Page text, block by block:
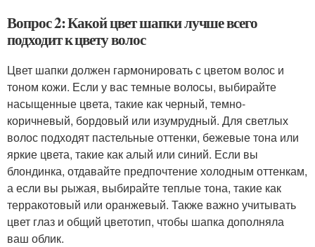
Вопрос 2: Какой цвет шапки лучше всего
подходит к цвету волос
Цвет шапки должен гармонировать с цветом волос и
тоном кожи. Если у вас темные волосы, выбирайте
насыщенные цвета, такие как черный, темно-
коричневый, бордовый или изумрудный. Для светлых
волос подходят пастельные оттенки, бежевые тона или
яркие цвета, такие как алый или синий. Если вы
блондинка, отдавайте предпочтение холодным оттенкам,
а если вы рыжая, выбирайте теплые тона, такие как
терракотовый или оранжевый. Также важно учитывать
цвет глаз и общий цветотип, чтобы шапка дополняла
ваш облик.